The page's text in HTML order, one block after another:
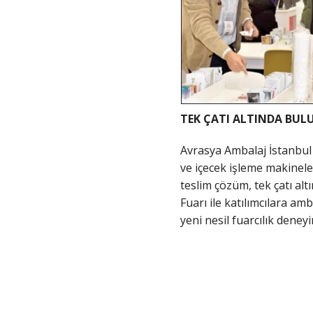
TEK ÇATI ALTINDA
Avrasya Ambalaj
ve içecek işleme
teslim çözüm, tek çatı
Fuarı ile katılımcılara
yeni nesil fuarcılık